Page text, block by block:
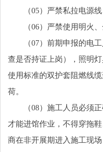
（05）严禁私拉电源
（06）严禁使用明火
（07）前期申报的电
查是否持证上岗），照明
使用标准的双护套阻燃线
荷。
（08）施工人员必须
才能进馆作业，不得穿拖
商在非开展期进入施工现